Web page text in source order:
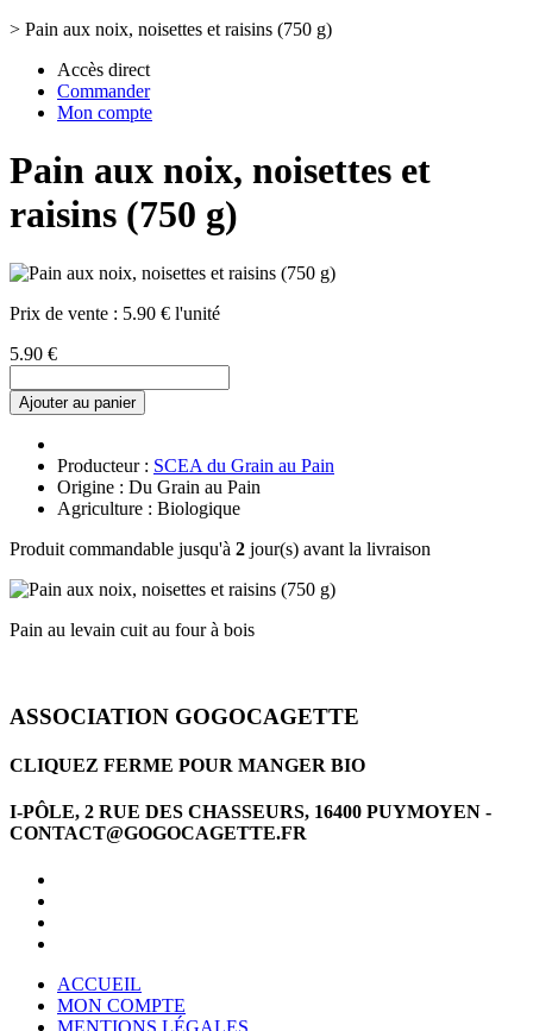
> Pain aux noix, noisettes et raisins (750 g)
Accès direct
Commander
Mon compte
Pain aux noix, noisettes et
raisins (750 g)
Prix de vente : 5.90 € l'unité
5.90 €
Ajouter au panier
Producteur : SCEA du Grain au Pain
Origine : Du Grain au Pain
Agriculture : Biologique
Produit commandable jusqu'à 2 jour(s) avant la livraison
Pain au levain cuit au four à bois
ASSOCIATION GOGOCAGETTE
CLIQUEZ FERME POUR MANGER BIO
I-PÔLE, 2 RUE DES CHASSEURS, 16400 PUYMOYEN -
CONTACT@GOGOCAGETTE.FR
ACCUEIL
MON COMPTE